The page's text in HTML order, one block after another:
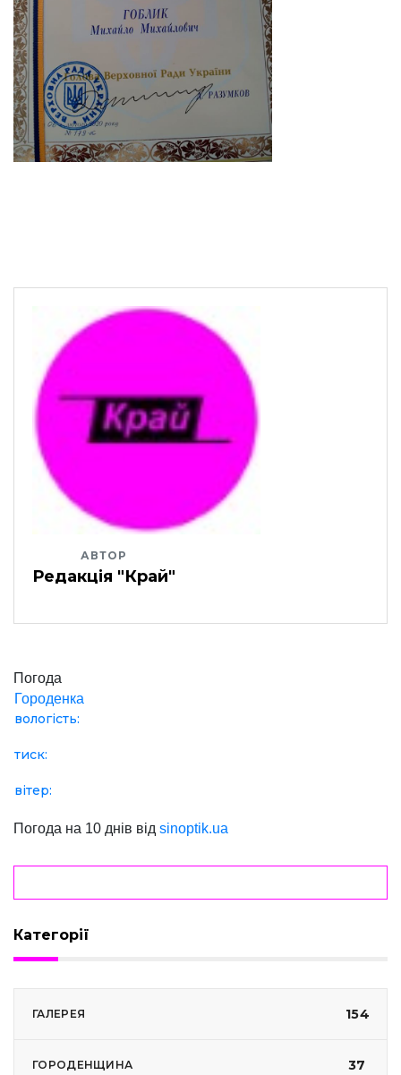
АВТОР
Редакція "Край"
Погода
Городенка
вологість:
тиск:
вітер:
Погода на 10 днів від sinoptik.ua
Категорії
ГАЛЕРЕЯ 154
ГОРОДЕНЩИНА 37